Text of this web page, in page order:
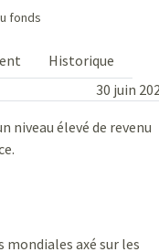
fonds
Historique
30 juin
niveau élevé de revenu
mondiales axé sur les